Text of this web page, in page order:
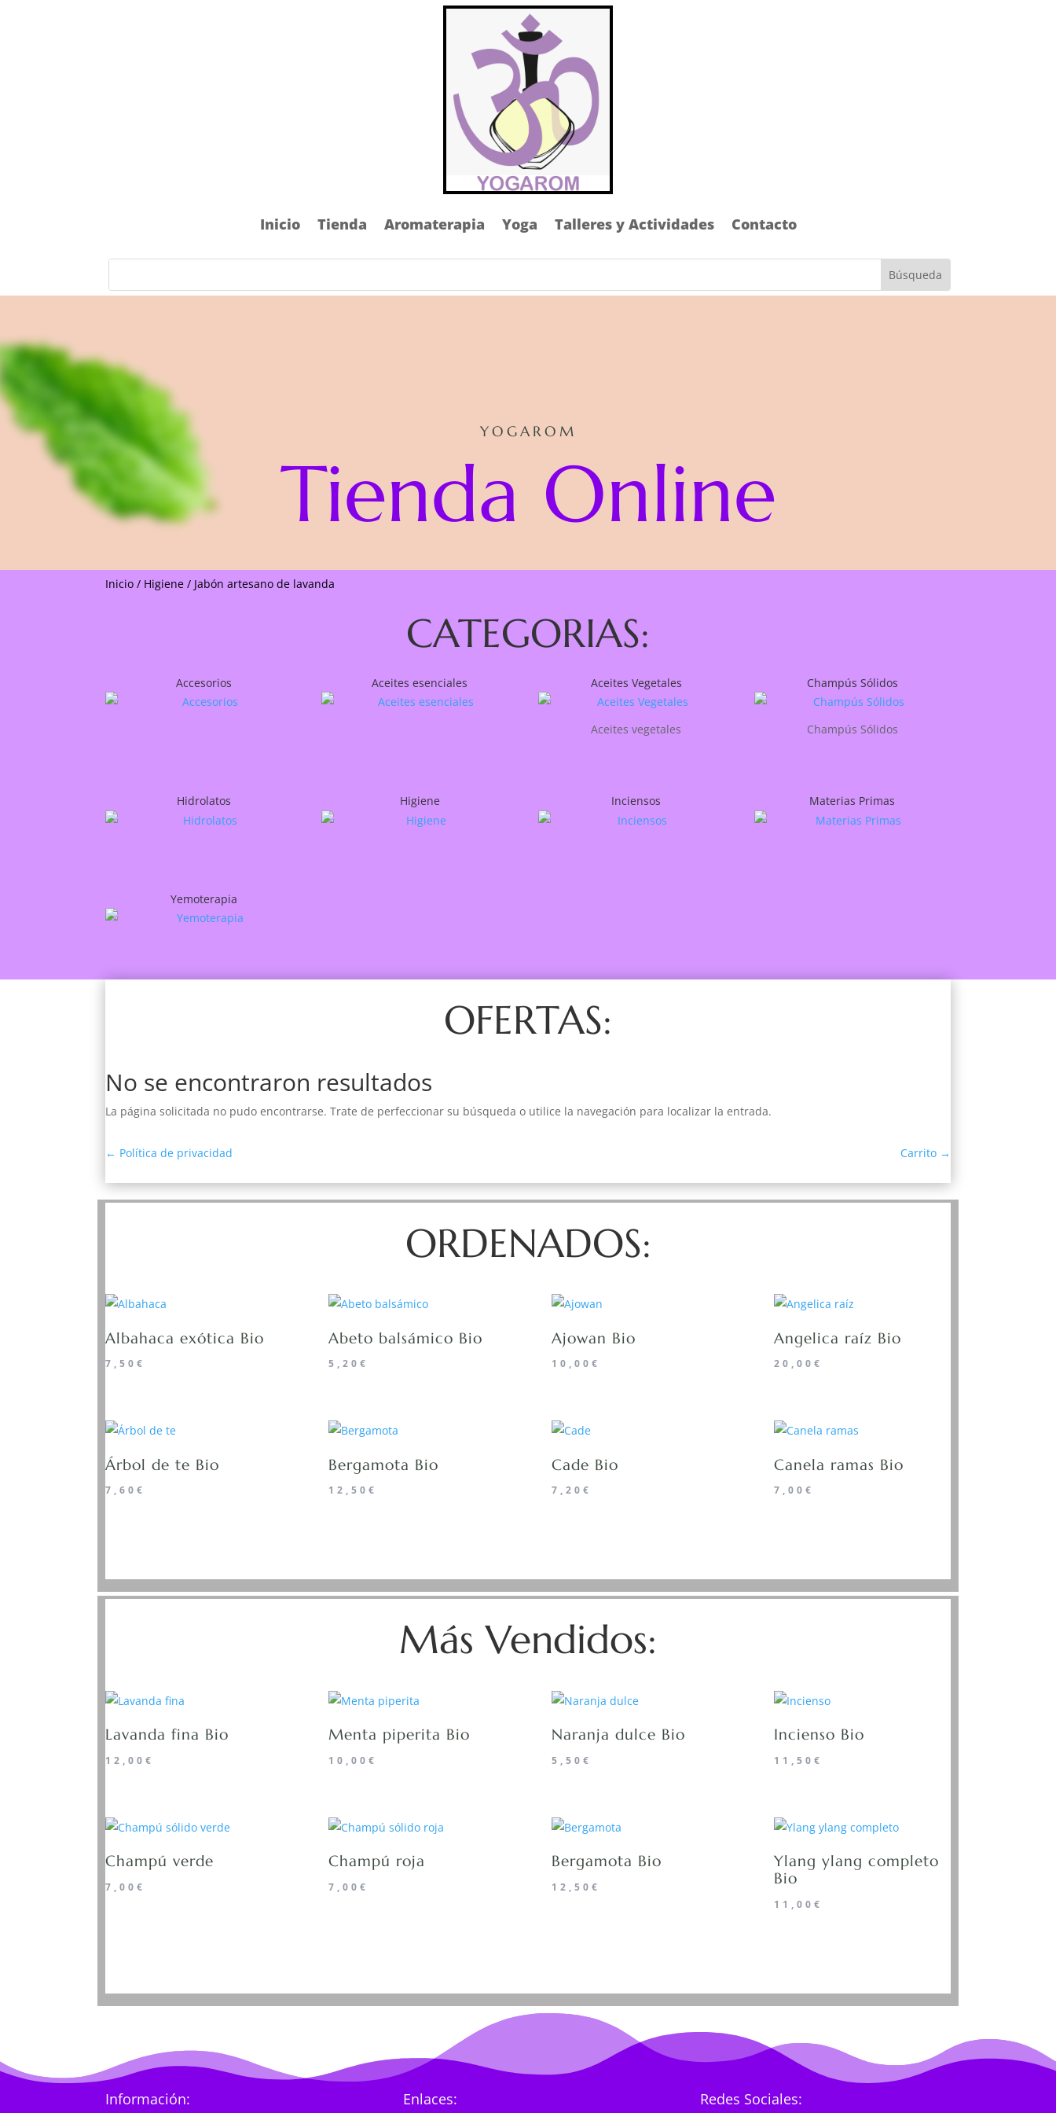
Inicio Tienda Aromaterapia Yoga Talleres y Actividades Contacto
YOGAROM
Tienda Online
Inicio / Higiene / Jabón artesano de lavanda
CATEGORIAS:
Accesorios Aceites esenciales Aceites Vegetales
Aceites vegetales
Champús Sólidos
Champús Sólidos
Hidrolatos Higiene Inciensos Materias Primas
Yemoterapia
OFERTAS:
No se encontraron resultados
La página solicitada no pudo encontrarse. Trate de perfeccionar su búsqueda o utilice la navegación para localizar la entrada.
← Política de privacidad Carrito→
ORDENADOS:
Albahaca exótica Bio
7,50€
Abeto balsámico Bio
5,20 €
Ajowan Bio
10,00 €
Angelica raíz Bio
20,00€
Árbol de te Bio
7,60€
Bergamota Bio
12,50 €
Cade Bio
7,20 €
Canela ramas Bio
7,00€
Más Vendidos:
Lavanda fina Bio
12,00€
Menta piperita Bio
10,00 €
Naranja dulce Bio
5,50 €
Incienso Bio
11,50€
Champú verde
7,00€
Champú roja
7,00 €
Bergamota Bio
12,50 €
Ylang ylang completo
Bio
11,00€
Información: Enlaces: Redes Sociales: